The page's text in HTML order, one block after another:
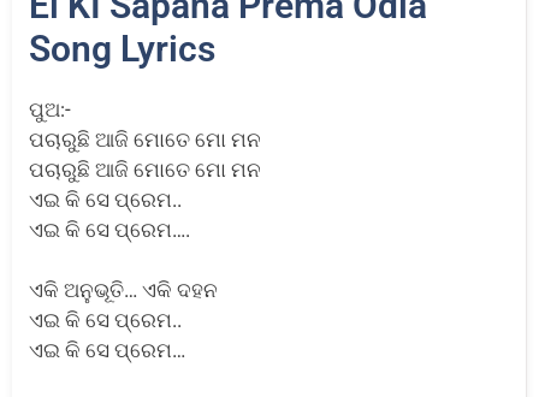
Song Lyrics
ପୁଅ:-
ପଚାରୁଛି ଆଜି ମୋତେ ମୋ ମନ
ପଚାରୁଛି ଆଜି ମୋତେ ମୋ ମନ
ଏଇ କି ସେ ପ୍ରେମ..
ଏଇ କି ସେ ପ୍ରେମ….
ଏକି ଅନୁଭୂତି… ଏକି ଦହନ
ଏଇ କି ସେ ପ୍ରେମ..
ଏଇ କି ସେ ପ୍ରେମ…